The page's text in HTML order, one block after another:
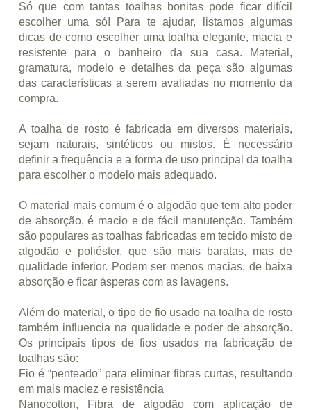
Só que com tantas toalhas bonitas pode ficar difícil
escolher uma só! Para te ajudar, listamos algumas
dicas de como escolher uma toalha elegante, macia e
resistente para o banheiro da sua casa. Material,
gramatura, modelo e detalhes da peça são algumas
das características a serem avaliadas no momento da
compra.
A toalha de rosto é fabricada em diversos materiais,
sejam naturais, sintéticos ou mistos. É necessário
definir a frequência e a forma de uso principal da toalha
para escolher o modelo mais adequado.
O material mais comum é o algodão que tem alto poder
de absorção, é macio e de fácil manutenção. Também
são populares as toalhas fabricadas em tecido misto de
algodão e poliéster, que são mais baratas, mas de
qualidade inferior. Podem ser menos macias, de baixa
absorção e ficar ásperas com as lavagens.
Além do material, o tipo de fio usado na toalha de rosto
também influencia na qualidade e poder de absorção.
Os principais tipos de fios usados na fabricação de
toalhas são:
Fio é “penteado” para eliminar fibras curtas, resultando
em mais maciez e resistência
Nanocotton, Fibra de algodão com aplicação de